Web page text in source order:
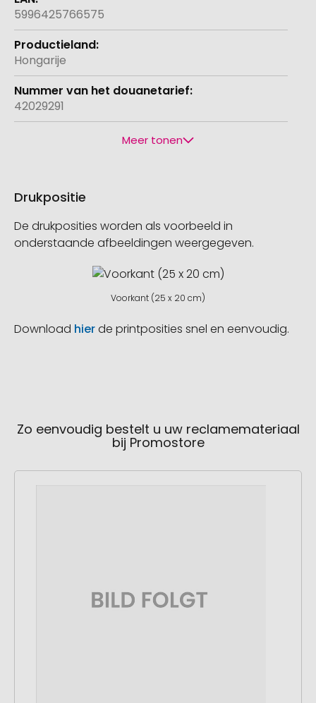
5996425766575
Hongarije
42029291
Meer tonen
Drukpositie
De drukposities worden als voorbeeld in
onderstaande afbeeldingen weergegeven.
Voorkant (25 x 20 cm)
Download hierde printposities snel en eenvoudig.
Zo eenvoudig bestelt u uw reclamemateriaal
bij Promostore